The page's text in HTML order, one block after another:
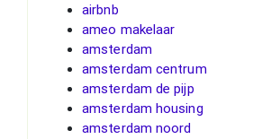
airbnb
ameo makelaar
amsterdam
amsterdam centrum
amsterdam de pijp
amsterdam housing
amsterdam noord